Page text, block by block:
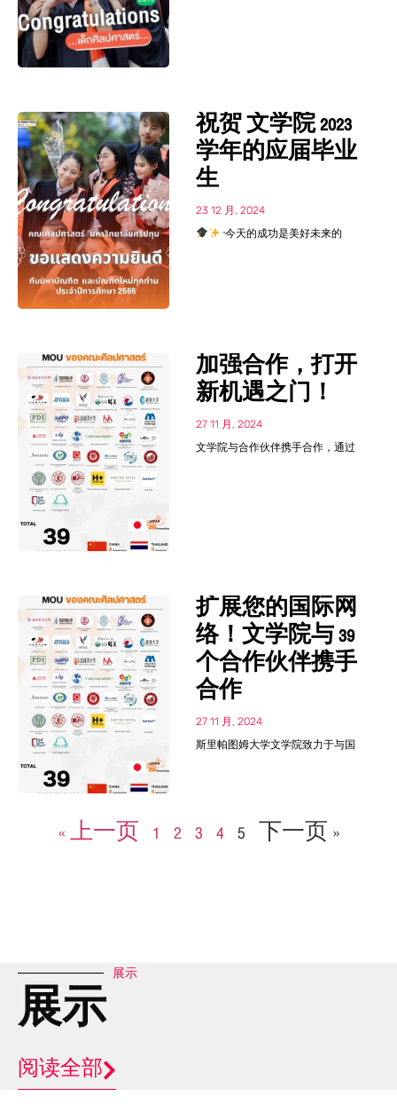
祝贺 文学院 2023
学年的应届毕业
生
23 12 月, 2024
“今天的成功是美好未来的
加强合作，打开
新机遇之门！
27 11 月, 2024
文学院与合作伙伴携手合作，通过
扩展您的国际网
络！文学院与 39
个合作伙伴携手
合作
27 11 月, 2024
斯里帕图姆大学文学院致力于与国
« 上一页 1 2 3 4 5 下一页 »
展示
展示
阅读全部